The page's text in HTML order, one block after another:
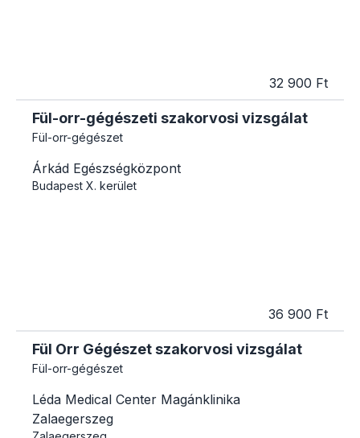
32 900 Ft
Fül-orr-gégészeti szakorvosi vizsgálat
Fül-orr-gégészet
Árkád Egészségközpont
Budapest X. kerület
36 900 Ft
Fül Orr Gégészet szakorvosi vizsgálat
Fül-orr-gégészet
Léda Medical Center Magánklinika
Zalaegerszeg